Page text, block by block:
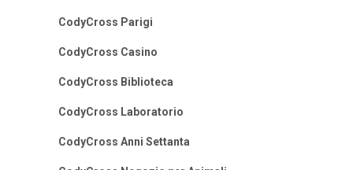
CodyCross Parigi
CodyCross Casino
CodyCross Biblioteca
CodyCross Laboratorio
CodyCross Anni Settanta